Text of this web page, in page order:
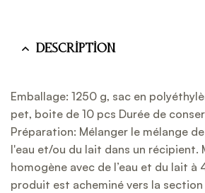
Description
Emballage: 1250 g, sac en
pet, boite de 10 pcs Durée de
Préparation: Mélanger le mélange
l'eau et/ou du lait dans un récipient.
homogène avec de l’eau et du lait à
produit est acheminé vers la